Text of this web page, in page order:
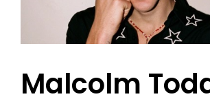
Malcolm